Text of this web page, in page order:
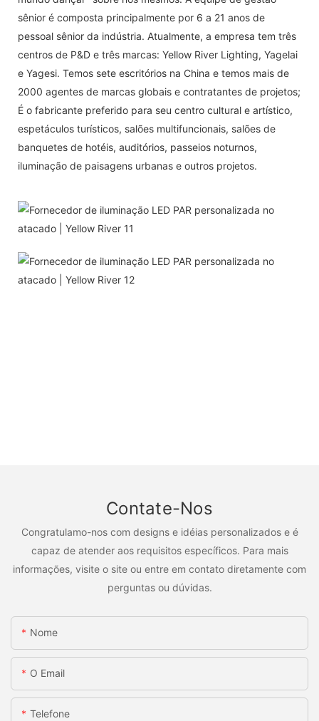
sênior é composta principalmente por 6 a 21 anos de
pessoal sênior da indústria. Atualmente, a empresa tem três
centros de P&D e três marcas: Yellow River Lighting, Yagelai
e Yagesi. Temos sete escritórios na China e temos mais de
2000 agentes de marcas globais e contratantes de projetos;
É o fabricante preferido para seu centro cultural e artístico,
espetáculos turísticos, salões multifuncionais, salões de
banquetes de hotéis, auditórios, passeios noturnos,
iluminação de paisagens urbanas e outros projetos.
Contate-Nos
Congratulamo-nos com designs e idéias personalizados e é
capaz de atender aos requisitos específicos. Para mais
informações, visite o site ou entre em contato diretamente com
perguntas ou dúvidas.
Nome
O Email
Telefone